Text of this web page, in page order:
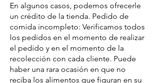
En algunos casos, podemos ofrecerle
un crédito de la tienda. Pedido de
comida incompleto: Verificamos todos
los pedidos en el momento de realizar
el pedido y en el momento de la
recolección con cada cliente. Puede
haber una rara ocasión en que no
reciba los alimentos que figuran en su